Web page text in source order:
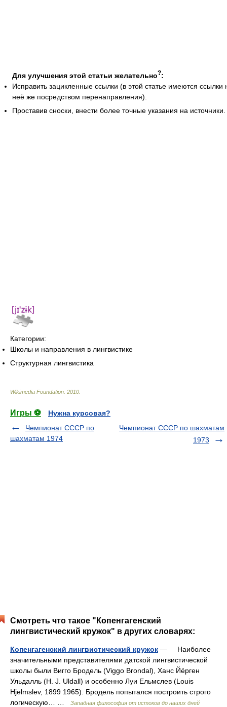
Для улучшения этой статьи желательно?:
Исправить зацикленные ссылки (в этой статье имеются ссылки
неё же посредством перенаправления).
Проставив сноски, внести более точные указания на источники.
Категории:
Школы и направления в лингвистике
Структурная лингвистика
Wikimedia Foundation 2010
Игры ⚽
Нужна курсовая?
Чемпионат СССР по
шахматам 1974
Чемпионат СССР по шахматам
1973
Смотреть что такое "Копенгагенский
лингвистический кружок" в других словарях:
Копенгагенский лингвистический кружок — Наиболее
значительными представителями датской лингвистической
школы были Вигго Бродель (Viggo Brondal), Ханс Йёрген
Ульдалль (Н. J. Uldall) и особенно Луи Ельмслев (Louis
Hjelmslev, 1899 1965). Бродель попытался построить строго
логическую… …
Западная философия от истоков до наших дней